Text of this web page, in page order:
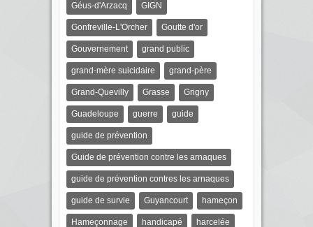
Géus-d'Arzacq GIGN
Gonfreville-L'Orcher Goutte d'or
Gouvernement grand public
grand-mère suicidaire grand-père
Grand-Quevilly Grasse Grigny
Guadeloupe guerre guide
guide de prévention
Guide de prévention contre les arnaques
guide de prévention contres les arnaques
guide de survie Guyancourt hameçon
Hameçonnage handicapé harcelée